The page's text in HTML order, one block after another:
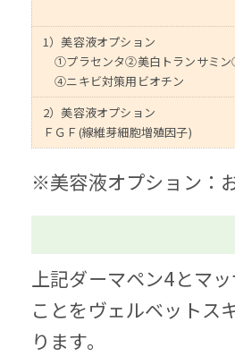
1）美容液オプション
①プラセンタ②美白トランサミン
④ニキビ対策用ビオチン
2）美容液オプション
ＦＧＦ(線維芽細胞増殖因子)
※美容液オプション：
上記ダーマペン4とマ
ことをヴェルベットス
ります。